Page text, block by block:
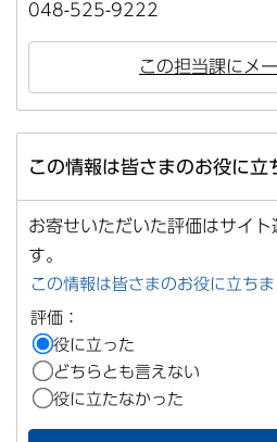
048-525-9222
この担当課にメ
この情報は皆さまのお役に立
お寄せいただいた評価はサイ
す。
この情報は皆さまのお役に立ちま
評価：
役に立った
どちらとも言えない
役に立たなかった